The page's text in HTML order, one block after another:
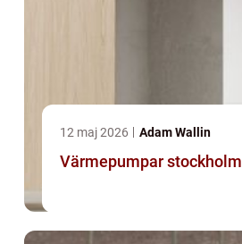
12 maj 2026 Adam Wallin
Värmepumpar stockholm